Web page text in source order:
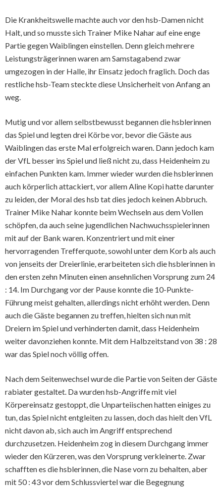
Die Krankheitswelle machte auch vor den hsb-Damen nicht
Halt, und so musste sich Trainer Mike Nahar auf eine enge
Partie gegen Waiblingen einstellen. Denn gleich mehrere
Leistungsträgerinnen waren am Samstagabend zwar
umgezogen in der Halle, ihr Einsatz jedoch fraglich. Doch das
restliche hsb-Team steckte diese Unsicherheit von Anfang an
weg.
Mutig und vor allem selbstbewusst begannen die hsblerinnen
das Spiel und legten drei Körbe vor, bevor die Gäste aus
Waiblingen das erste Mal erfolgreich waren. Dann jedoch kam
der VfL besser ins Spiel und ließ nicht zu, dass Heidenheim zu
einfachen Punkten kam. Immer wieder wurden die hsblerinnen
auch körperlich attackiert, vor allem Aline Kopi hatte darunter
zu leiden, der Moral des hsb tat dies jedoch keinen Abbruch.
Trainer Mike Nahar konnte beim Wechseln aus dem Vollen
schöpfen, da auch seine jugendlichen Nachwuchsspielerinnen
mit auf der Bank waren. Konzentriert und mit einer
hervorragenden Trefferquote, sowohl unter dem Korb als auch
von jenseits der Dreierlinie, erarbeiteten sich die hsblerinnen in
den ersten zehn Minuten einen ansehnlichen Vorsprung zum 24
: 14. Im Durchgang vor der Pause konnte die 10-Punkte-
Führung meist gehalten, allerdings nicht erhöht werden. Denn
auch die Gäste begannen zu treffen, hielten sich nun mit
Dreiern im Spiel und verhinderten damit, dass Heidenheim
weiter davonziehen konnte. Mit dem Halbzeitstand von 38 : 28
war das Spiel noch völlig offen.
Nach dem Seitenwechsel wurde die Partie von Seiten der Gäste
rabiater gestaltet. Da wurden hsb-Angriffe mit viel
Körpereinsatz gestoppt, die Unparteiischen hatten einiges zu
tun, das Spiel nicht entgleiten zu lassen, doch das hielt den VfL
nicht davon ab, sich auch im Angriff entsprechend
durchzusetzen. Heidenheim zog in diesem Durchgang immer
wieder den Kürzeren, was den Vorsprung verkleinerte. Zwar
schafften es die hsblerinnen, die Nase vorn zu behalten, aber
mit 50 : 43 vor dem Schlussviertel war die Begegnung